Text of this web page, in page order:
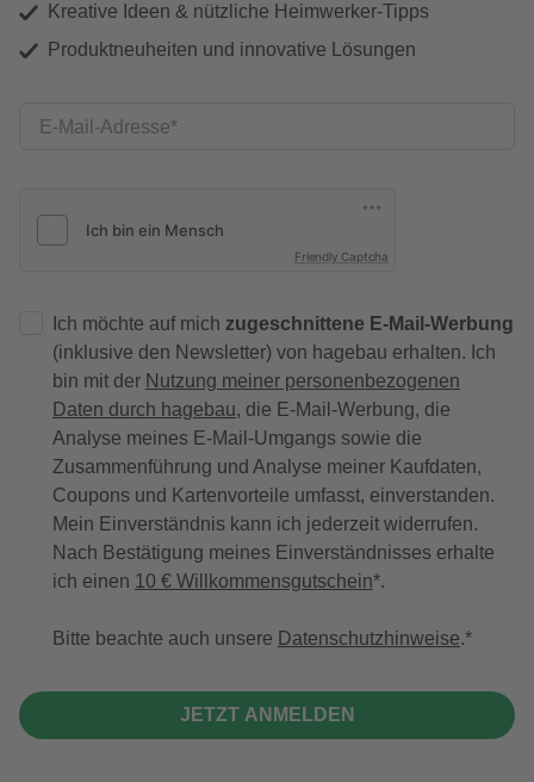
Kreative Ideen & nützliche Heimwerker-Tipps
Produktneuheiten und innovative Lösungen
E-Mail-Adresse
Friendly Captcha
Ich möchte auf mich zugeschnittene E-Mail-Werbung
(inklusive den Newsletter) von hagebau erhalten. Ich
bin mit der Nutzung meiner personenbezogenen
Daten durch hagebau, die E-Mail-Werbung, die
Analyse meines E-Mail-Umgangs sowie die
Zusammenführung und Analyse meiner Kaufdaten,
Coupons und Kartenvorteile umfasst, einverstanden.
Mein Einverständnis kann ich jederzeit widerrufen.
Nach Bestätigung meines Einverständnisses erhalte
ich einen 10 € Willkommensgutschein*.
Bitte beachte auch unsere Datenschutzhinweise.
JETZT ANMELDEN